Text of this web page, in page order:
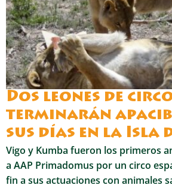
Dos leones de
terminarán
sus días en la Isla
Vigo y Kumba fueron los primeros
a AAP Primadomus por un circo
fin a sus actuaciones con animales